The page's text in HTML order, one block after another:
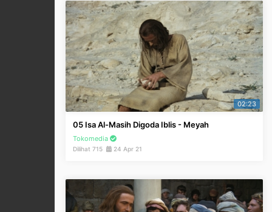
02:23
05 Isa Al-Masih Digoda Iblis - Meyah
Tokomedia
Dilihat 715 24 Apr 21